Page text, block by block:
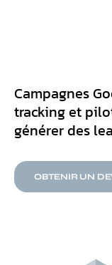
Campagnes
tracking et
générer des
OBTENIR UN